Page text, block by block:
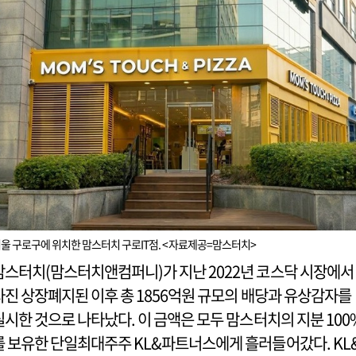
구로구에 위치한 맘스터치 구로IT점. <자료제공=맘스터치>
스터치(맘스터치앤컴퍼니)가 지난 2022년 코스닥 시장에서
진 상장폐지된 이후 총 1856억원 규모의 배당과 유상감자를
시한 것으로 나타났다. 이 금액은 모두 맘스터치의 지분
보유한 단일최대주주 KL&파트너스에게 흘러들어갔다.